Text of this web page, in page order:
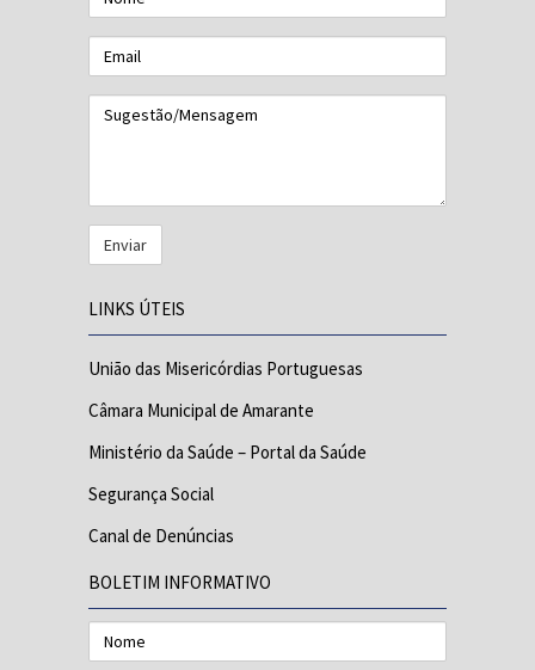
Email
Sugestão/Mensagem
LINKS ÚTEIS
União das Misericórdias Portuguesas
Câmara Municipal de Amarante
Ministério da Saúde – Portal da Saúde
Segurança Social
Canal de Denúncias
BOLETIM INFORMATIVO
Nome